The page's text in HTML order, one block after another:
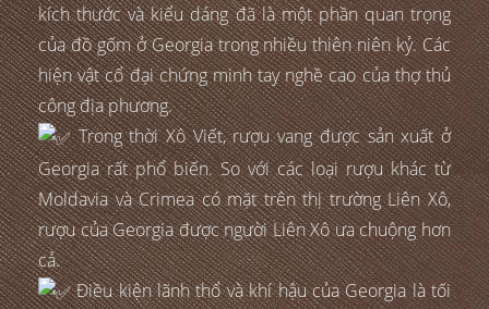
kích thước và kiểu dáng đã là một phần quan trọng
của đồ gốm ở Georgia trong nhiều thiên niên kỷ. Các
hiện vật cổ đại chứng minh tay nghề cao của thợ thủ
công địa phương.
Trong thời Xô Viết, rượu vang được sản xuất ở
Georgia rất phổ biến. So với các loại rượu khác từ
Moldavia và Crimea có mặt trên thị trường Liên Xô,
rượu của Georgia được người Liên Xô ưa chuộng hơn
cả.
Điều kiện lãnh thổ và khí hậu của Georgia là tối